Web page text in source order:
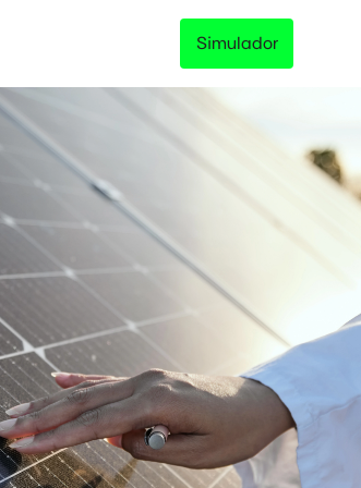
Preço Garantido
Trave o preço da energia da sua empresa e
previsibilidade total no orçamento, sem
fatura.
Disponível para empresas com consumo acima de 500 kWh/
Conhecer solução
Simulador